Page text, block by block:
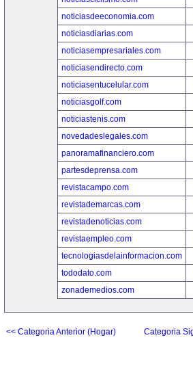
noticiasdeeconomia.com
noticiasdiarias.com
noticiasempresariales.com
noticiasendirecto.com
noticiasentucelular.com
noticiasgolf.com
noticiastenis.com
novedadeslegales.com
panoramafinanciero.com
partesdeprensa.com
revistacampo.com
revistademarcas.com
revistadenoticias.com
revistaempleo.com
tecnologiasdelainformacion.com
tododato.com
zonademedios.com
<< Categoria Anterior (Hogar) Categoria